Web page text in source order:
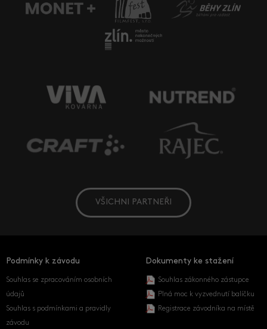
VŠICHNI PARTNEŘI
Podmínky k závodu
Souhlas se zpracováním osobních
údajů
Souhlas s podmínkami a pravidly
závodu
Dokumenty ke stažení
Souhlas zákonného zástupce
Plná moc k vyzvednutí balíčku
Registrace závodníka na místě